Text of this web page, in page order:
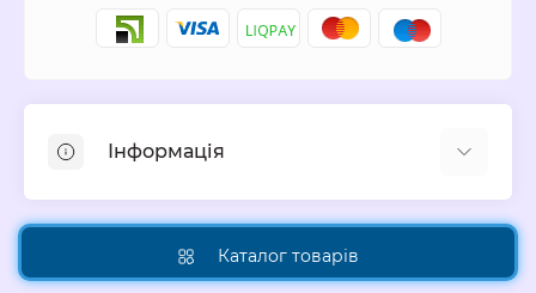
Інформація
Інформація про доставку
Контакти
Каталог товарів